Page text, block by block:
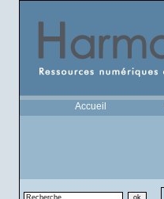
Accueil